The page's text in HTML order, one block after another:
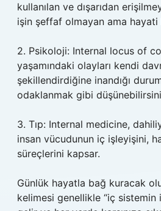
kullanılan ve dışarıdan
işin şeffaf olmayan ama hayati
2. Psikoloji: Internal locus of
yaşamındaki olayları kendi
şekillendirdiğine inandığı
odaklanmak gibi
3. Tıp: Internal medicine,
insan vücudunun iç işleyişini,
süreçlerini kapsar.
Günlük hayatla bağ kuracak
kelimesi genellikle “iç sistemin